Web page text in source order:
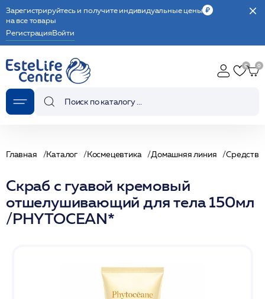
Зарегистрируйтесь и получите индивидуальные цены
на все товары
РегистрацияВойти
Главная Каталог Космецевтика Домашняя линия Средства
Скраб с гуавой кремовый
отшелушивающий для тела 150мл
/PHYTOCEAN*